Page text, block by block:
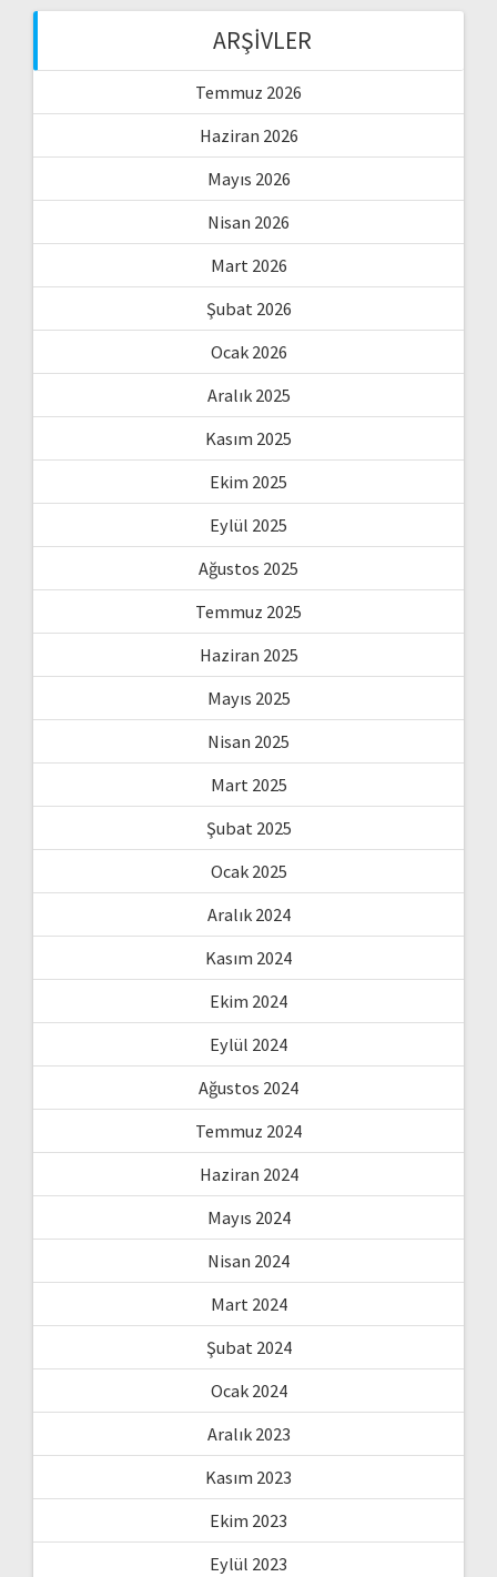
ARŞIVLER
Temmuz 2026
Haziran 2026
Mayıs 2026
Nisan 2026
Mart 2026
Şubat 2026
Ocak 2026
Aralık 2025
Kasım 2025
Ekim 2025
Eylül 2025
Ağustos 2025
Temmuz 2025
Haziran 2025
Mayıs 2025
Nisan 2025
Mart 2025
Şubat 2025
Ocak 2025
Aralık 2024
Kasım 2024
Ekim 2024
Eylül 2024
Ağustos 2024
Temmuz 2024
Haziran 2024
Mayıs 2024
Nisan 2024
Mart 2024
Şubat 2024
Ocak 2024
Aralık 2023
Kasım 2023
Ekim 2023
Eylül 2023